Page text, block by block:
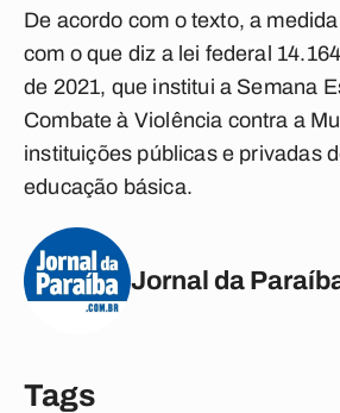
De acordo com o texto, a
com o que diz a lei federal
de 2021, que institui a Semana
Combate à Violência contra a
instituições públicas e privadas
educação básica.
Jornal da
Tags